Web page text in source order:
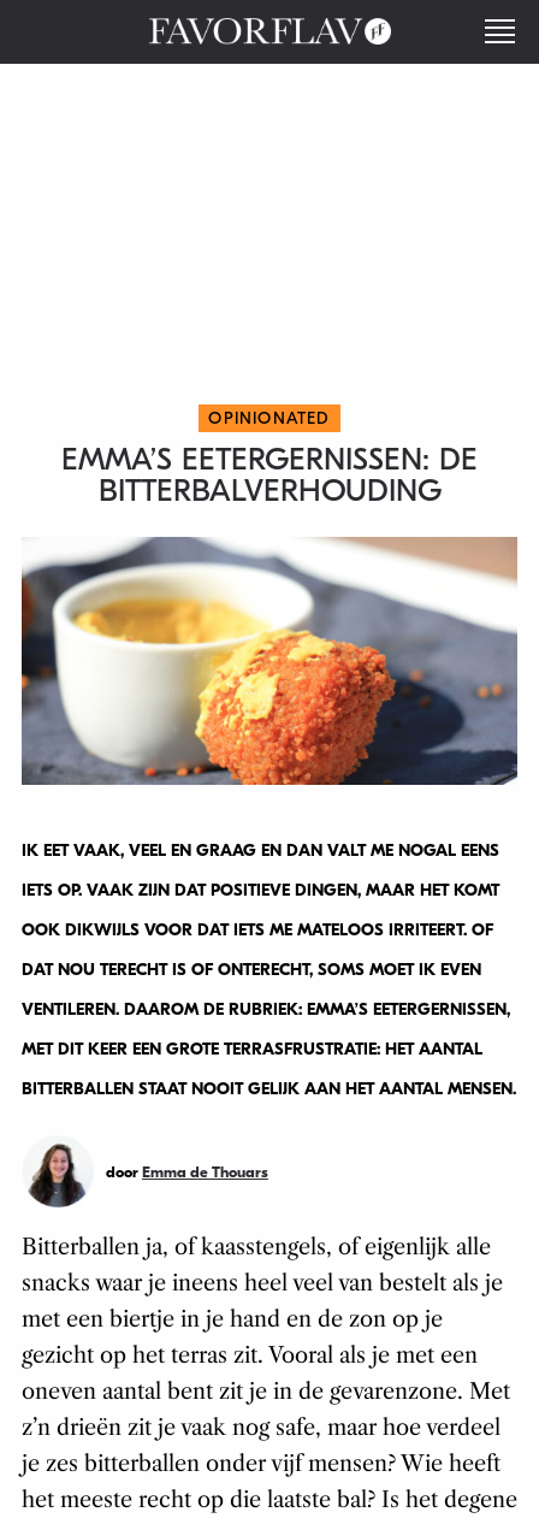
OPINIONATED
EMMA’S EETERGERNISSEN: DE
BITTERBALVERHOUDING
IK EET VAAK, VEEL EN GRAAG EN DAN VALT ME NOGAL EENS
IETS OP. VAAK ZIJN DAT POSITIEVE DINGEN, MAAR HET KOMT
OOK DIKWIJLS VOOR DAT IETS ME MATELOOS IRRITEERT. OF
DAT NOU TERECHT IS OF ONTERECHT, SOMS MOET IK EVEN
VENTILEREN. DAAROM DE RUBRIEK: EMMA’S EETERGERNISSEN,
MET DIT KEER EEN GROTE TERRASFRUSTRATIE: HET AANTAL
BITTERBALLEN STAAT NOOIT GELIJK AAN HET AANTAL MENSEN.
door Emma de Thouars
Bitterballen ja, of kaasstengels, of eigenlijk alle
snacks waar je ineens heel veel van bestelt als je
met een biertje in je hand en de zon op je
gezicht op het terras zit. Vooral als je met een
oneven aantal bent zit je in de gevarenzone. Met
z’n drieën zit je vaak nog safe, maar hoe verdeel
je zes bitterballen onder vijf mensen? Wie heeft
het meeste recht op die laatste bal? Is het degene